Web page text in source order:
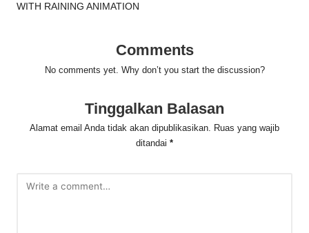
WITH RAINING ANIMATION
Comments
No comments yet. Why don’t you start the discussion?
Tinggalkan Balasan
Alamat email Anda tidak akan dipublikasikan. Ruas yang wajib
ditandai *